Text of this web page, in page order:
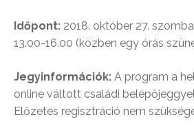
Időpont: 2018. október 27.
13.00-16.00 (közben egy órás
Jegyinformációk: A program a
online váltott családi
Előzetes regisztráció nem